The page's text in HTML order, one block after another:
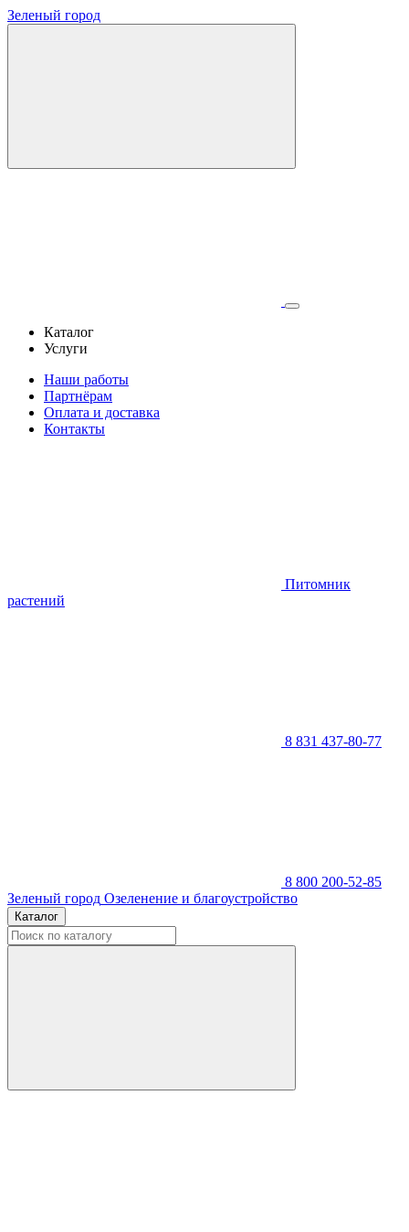
Зеленый город
Каталог
Услуги
Наши работы
Партнёрам
Оплата и доставка
Контакты
Питомник
растений
8 831 437-80-77
8 800 200-52-85
Зеленый город Озеленение и благоустройство
Каталог